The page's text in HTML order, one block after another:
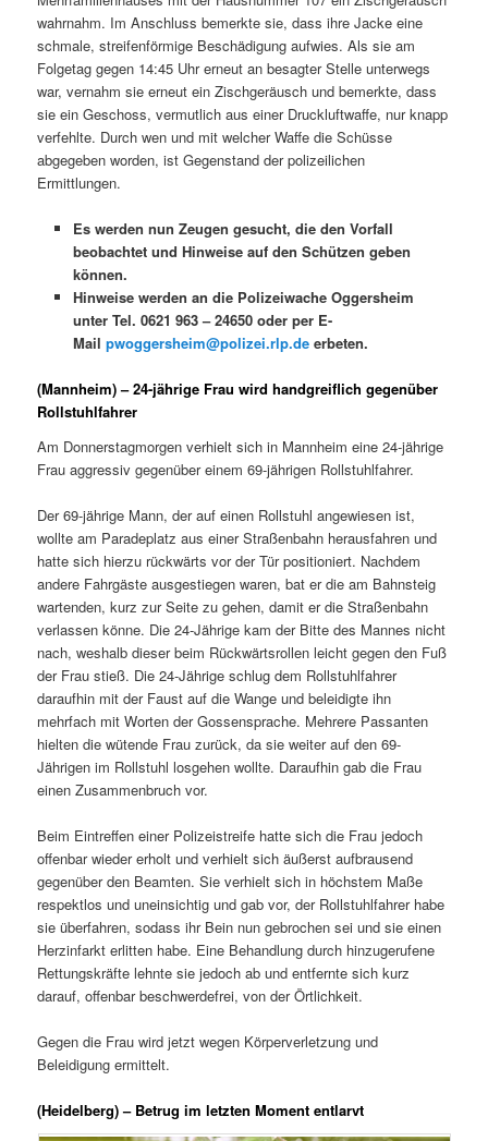
wahrnahm. Im Anschluss bemerkte sie, dass ihre Jacke eine
schmale, streifenförmige Beschädigung aufwies. Als sie am
Folgetag gegen 14:45 Uhr erneut an besagter Stelle unterwegs
war, vernahm sie erneut ein Zischgeräusch und bemerkte, dass
sie ein Geschoss, vermutlich aus einer Druckluftwaffe, nur knapp
verfehlte. Durch wen und mit welcher Waffe die Schüsse
abgegeben worden, ist Gegenstand der polizeilichen
Ermittlungen.
Es werden nun Zeugen gesucht, die den Vorfall
beobachtet und Hinweise auf den Schützen geben
können.
Hinweise werden an die Polizeiwache Oggersheim
unter Tel. 0621 963 – 24650 oder per E-
Mail pwoggersheim@polizei.rlp.deerbeten.
(Mannheim) – 24-jährige Frau wird handgreiflich gegenüber
Rollstuhlfahrer
Am Donnerstagmorgen verhielt sich in Mannheim eine 24-jährige
Frau aggressiv gegenüber einem 69-jährigen Rollstuhlfahrer.
Der 69-jährige Mann, der auf einen Rollstuhl angewiesen ist,
wollte am Paradeplatz aus einer Straßenbahn herausfahren und
hatte sich hierzu rückwärts vor der Tür positioniert. Nachdem
andere Fahrgäste ausgestiegen waren, bat er die am Bahnsteig
wartenden, kurz zur Seite zu gehen, damit er die Straßenbahn
verlassen könne. Die 24-Jährige kam der Bitte des Mannes nicht
nach, weshalb dieser beim Rückwärtsrollen leicht gegen den Fuß
der Frau stieß. Die 24-Jährige schlug dem Rollstuhlfahrer
daraufhin mit der Faust auf die Wange und beleidigte ihn
mehrfach mit Worten der Gossensprache. Mehrere Passanten
hielten die wütende Frau zurück, da sie weiter auf den 69-
Jährigen im Rollstuhl losgehen wollte. Daraufhin gab die Frau
einen Zusammenbruch vor.
Beim Eintreffen einer Polizeistreife hatte sich die Frau jedoch
offenbar wieder erholt und verhielt sich äußerst aufbrausend
gegenüber den Beamten. Sie verhielt sich in höchstem Maße
respektlos und uneinsichtig und gab vor, der Rollstuhlfahrer habe
sie überfahren, sodass ihr Bein nun gebrochen sei und sie einen
Herzinfarkt erlitten habe. Eine Behandlung durch hinzugerufene
Rettungskräfte lehnte sie jedoch ab und entfernte sich kurz
darauf, offenbar beschwerdefrei, von der Örtlichkeit.
Gegen die Frau wird jetzt wegen Körperverletzung und
Beleidigung ermittelt.
(Heidelberg) – Betrug im letzten Moment entlarvt